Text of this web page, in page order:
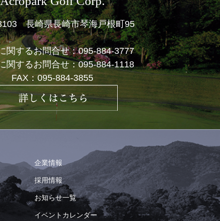
長崎県長崎市琴海戸根町95
関するお問合せ：095-884-3777
関するお問合せ：095-884-1118
FAX：095-884-3855
企業情報
採用情報
お知らせ一覧
イベントカレンダー